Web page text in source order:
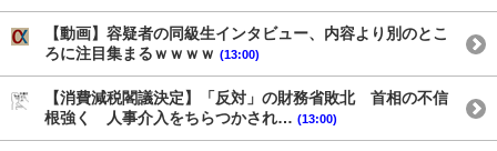
【動画】容疑者の同級生インタビュー、内容より別のとこ
ろに注目集まるｗｗｗｗ (13:00)
【消費減税閣議決定】「反対」の財務省敗北 首相の不信
根強く 人事介入をちらつかされ… (13:00)